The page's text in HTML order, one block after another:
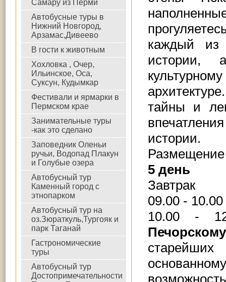
Самару из Перми
Автобусные туры в
Нижний Новгород,
Арзамас,Дивеево
В гости к животным
Хохловка , Очер,
Ильинское, Оса,
Суксун, Кудымкар
Фестивали и ярмарки в
Пермском крае
Занимательные туры
-как это сделано
Заповедник Оленьи
ручьи, Водопад Плакун
и Голубые озера
Автобусный тур
Каменный город с
этнопарком
Автобусный тур на
оз.Зюраткуль,Тургояк и
парк Таганай
Гастрономические
туры
Автобусный тур
Достопримечательности
каждый из
истории,
тайны и
истории.
Размещение
5 день
Завтрак
09.00 -
10.00 -